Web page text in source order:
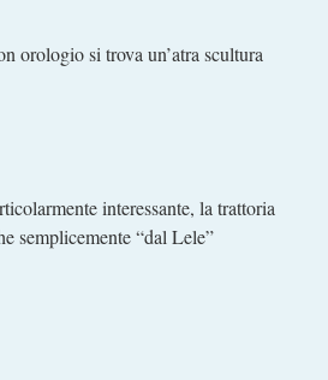
orologio si trova un’atra scultura
interessante, la trattoria
semplicemente “dal Lele”